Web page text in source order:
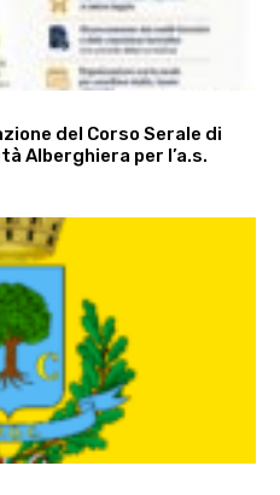
del Corso Serale di
Alberghiera per l’a.s.